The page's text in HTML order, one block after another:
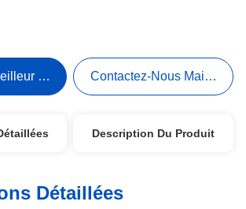
Prix Contactez-Nous Maintenant
Description Du Produit
Détaillées